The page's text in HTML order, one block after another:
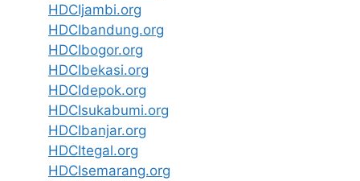
HDCIjambi.org
HDCIbandung.org
HDCIbogor.org
HDCIbekasi.org
HDCIdepok.org
HDCIsukabumi.org
HDCIbanjar.org
HDCItegal.org
HDCIsemarang.org